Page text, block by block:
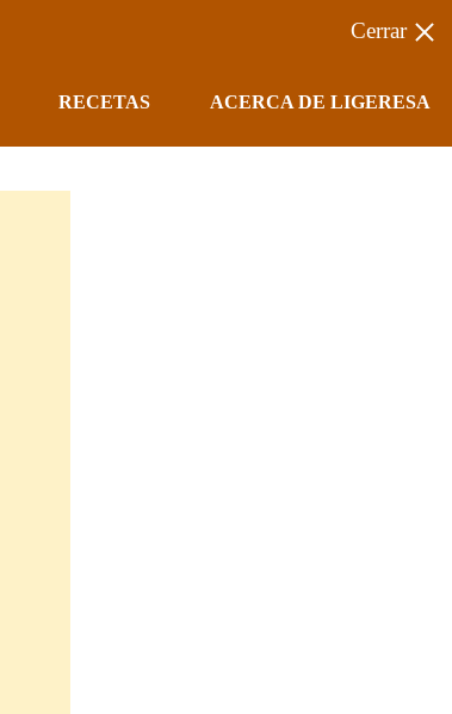
Cerrar
RECETAS ACERCA DE LIGERESA